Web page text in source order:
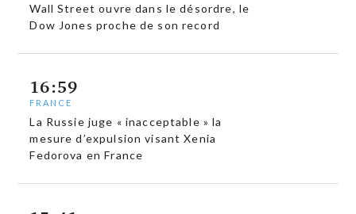
Wall Street ouvre dans le désordre, le
Dow Jones proche de son record
16:59
FRANCE
La Russie juge « inacceptable » la
mesure d’expulsion visant Xenia
Fedorova en France